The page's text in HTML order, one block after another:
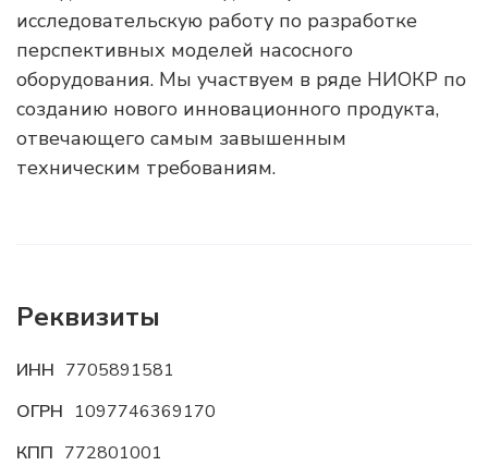
исследовательскую работу по разработке
перспективных моделей насосного
оборудования. Мы участвуем в ряде НИОКР по
созданию нового инновационного продукта,
отвечающего самым завышенным
техническим требованиям.
Реквизиты
ИНН 7705891581
ОГРН 1097746369170
КПП 772801001